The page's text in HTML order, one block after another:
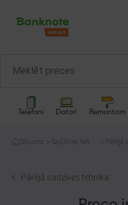
Telefoni Datori Remontam
Sākums
Sadzīves tehni
Pārējā
Pārējā sadzīves tehnika